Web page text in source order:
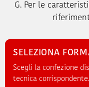
G. Per le
SELEZIONA
Scegli la confezione
tecnica corrispondente.